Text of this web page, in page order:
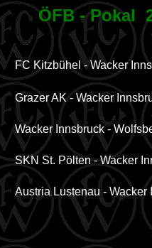
ÖFB - Pokal
FC Kitzbühel - Wacker
Grazer AK - Wacker
Wacker Innsbruck -
SKN St. Pölten - Wacker
Austria Lustenau - Wacker